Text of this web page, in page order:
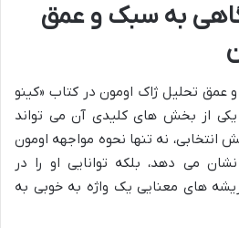
به سبک و عمق
عمق تحلیل ژاک اومون در کتاب «کینو
یکی از بخش های کلیدی آن می تواند
انتخابی، نه تنها نحوه مواجهه اومون
می دهد، بلکه توانایی او را در
ریشه های معنایی یک واژه به خوبی به